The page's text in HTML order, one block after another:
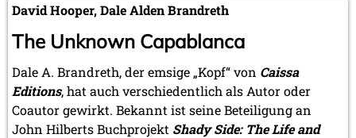
David Hooper, Dale Alden Brandreth
The Unknown Capablanca
Dale A. Brandreth, der emsige „Kopf“ von Caissa
Editions, hat auch verschiedentlich als Autor oder
Coautor gewirkt. Bekannt ist seine Beteiligung an
John Hilberts Buchprojekt Shady Side: The Life and